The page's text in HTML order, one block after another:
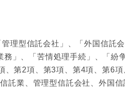
型信託会社」、「外国信託
」、「苦情処理手続」、「紛
第2項、第3項、第4項、第6
業、管理型信託会社、外国